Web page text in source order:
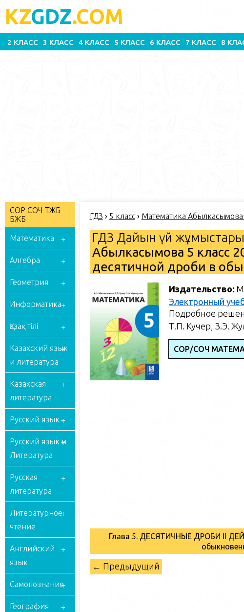
KZGDZ.COM
2 КЛАСС 3 КЛАСС 4 КЛАСС 5 КЛАСС 6 КЛАСС 7 КЛАСС 8
СОР СОЧ ТЖБ
БЖБ
Математика
Алгебра
Геометрия
Информатика
Қазақ тілі
Казахский язык
и литература
Казахская
литература
Русский язык
Русский язык и
Литература
Русская
литература
Литературное
чтение
Английский
язык
Самопознание
География
ГДЗ › 5 класс› Математика Абылкасымова
ГДЗ Дайын үй
⁠Абылкасымова 5 класс
десятичной дроби в
Издательство:
Электронный
Подробное
Т.П. Кучер, З.Э.
СОР/СОЧ
Глава 5. ДЕСЯТИЧНЫЕ ДРОБИ II
← Предыдущий